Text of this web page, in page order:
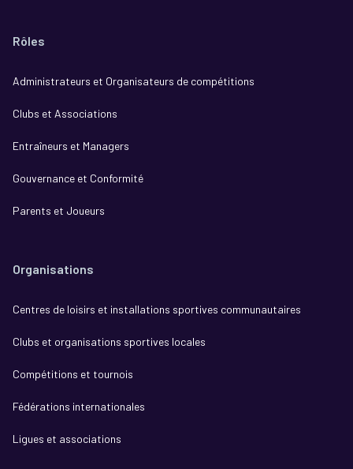
Rôles
Administrateurs et Organisateurs de compétitions
Clubs et Associations
Entraîneurs et Managers
Gouvernance et Conformité
Parents et Joueurs
Organisations
Centres de loisirs et installations sportives communautaires
Clubs et organisations sportives locales
Compétitions et tournois
Fédérations internationales
Ligues et associations